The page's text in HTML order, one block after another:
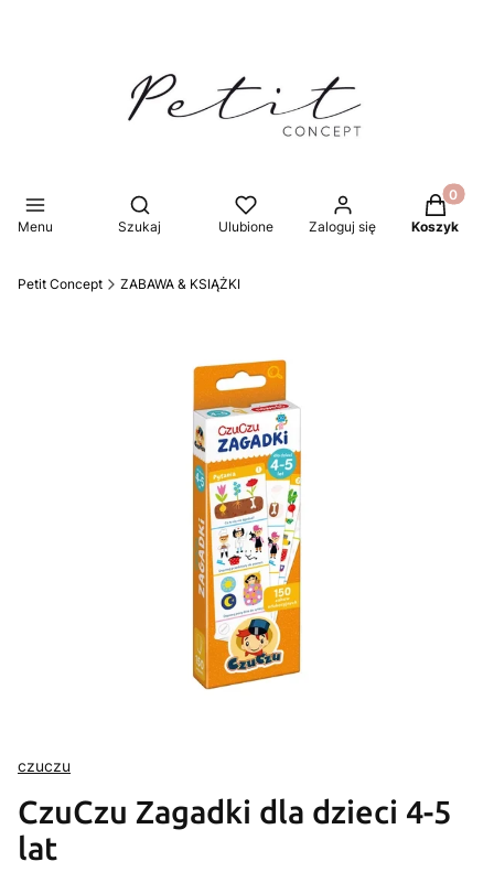
Menu
Otwórz wyszukiwarkę
Szukaj Ulubione Zaloguj się Koszyk
Petit Concept ZABAWA & KSIĄŻKI
czuczu
CzuCzu Zagadki dla dzieci 4-5
lat